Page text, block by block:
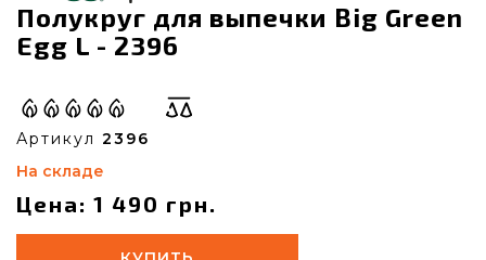
Полукруг для выпечки Big Green
Egg L - 2396
Артикул 2396
На складе
Цена: 1 490 грн.